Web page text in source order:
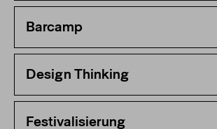
Barcamp
Design Thinking
Festivalisierung